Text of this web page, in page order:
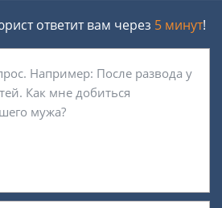
ответит вам через 5 минут!